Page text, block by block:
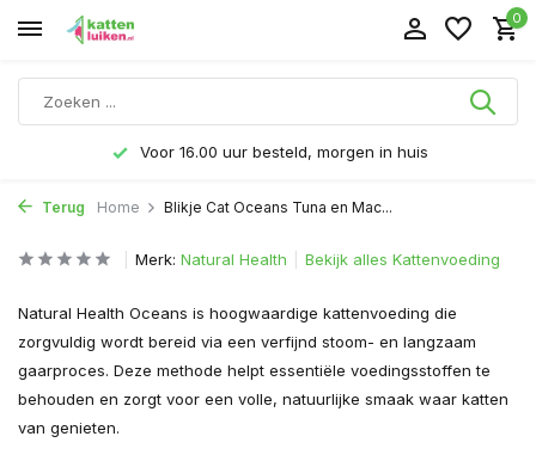
0
Voor 16.00 uur besteld, morgen in huis
Terug Home Blikje Cat Oceans Tuna en Mac...
Merk: Natural Health Bekijk alles Kattenvoeding
Natural Health Oceans is hoogwaardige kattenvoeding die
zorgvuldig wordt bereid via een verfijnd stoom- en langzaam
gaarproces. Deze methode helpt essentiële voedingsstoffen te
behouden en zorgt voor een volle, natuurlijke smaak waar katten
van genieten.